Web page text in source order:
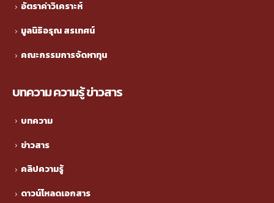
อัตราค่าวิเคราะห์
มูลนิธิอรุณ สรเทศน์
คณะกรรมการจัดหาทุน
บทความ ความรู้ ข่าวสาร
บทความ
ข่าวสาร
คลิปความรู้
ดาวน์โหลดเอกสาร